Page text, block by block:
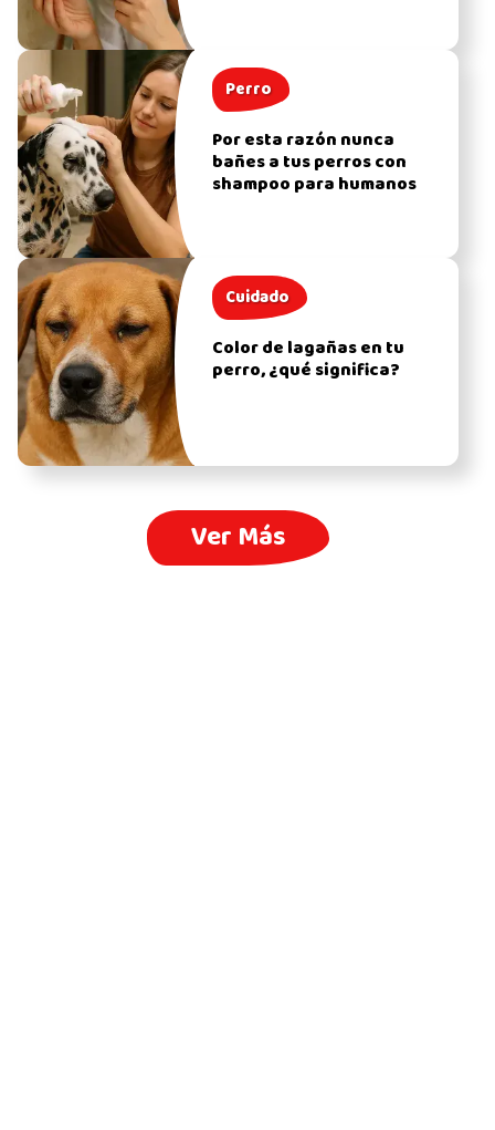
Perro
Por esta razón nunca
bañes a tus perros con
shampoo para humanos
Cuidado
Color de lagañas en tu
perro, ¿qué significa?
Ver Más